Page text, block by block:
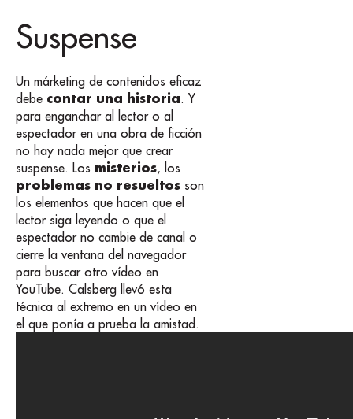
Suspense
Un márketing de contenidos eficaz
debe contar una historia. Y
para enganchar al lector o al
espectador en una obra de ficción
no hay nada mejor que crear
suspense. Los misterios, los
problemas no resueltos son
los elementos que hacen que el
lector siga leyendo o que el
espectador no cambie de canal o
cierre la ventana del navegador
para buscar otro vídeo en
YouTube. Calsberg llevó esta
técnica al extremo en un vídeo en
el que ponía a prueba la amistad.